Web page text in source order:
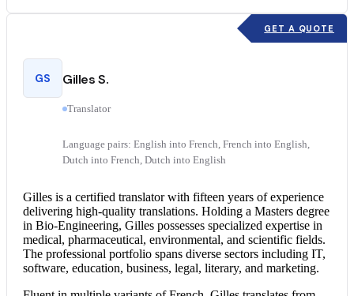
GET A QUOTE
GS Gilles S.
Translator
Language pairs: English into French, French into English,
Dutch into French, Dutch into English
Gilles is a certified translatorwith fifteen years of experience
delivering high-quality translations. Holding a Masters degree
in Bio-Engineering, Gilles possesses specialized expertise in
medical, pharmaceutical, environmental, and scientific fields.
The professional portfolio spans diverse sectors including IT,
software, education, business, legal, literary, and marketing.